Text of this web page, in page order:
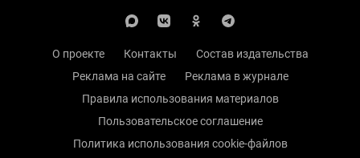
О проекте Контакты
Состав издательства
Реклама на сайте
Реклама в журнале
Правила использования материалов
Пользовательское соглашение
Политика использования cookie-файлов